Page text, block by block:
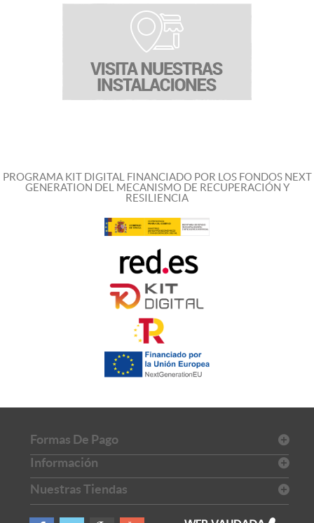
PROGRAMA KIT DIGITAL FINANCIADO POR LOS FONDOS NEXT
GENERATION DEL MECANISMO DE RECUPERACIÓN Y
RESILIENCIA
Formas De Pago
Información
Nuestras Tiendas